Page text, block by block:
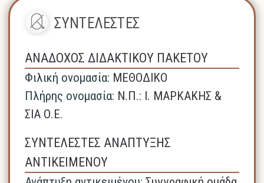
ΣΥΝΤΕΛΕΣΤΕΣ
ΑΝΑΔΟΧΟΣ ΔΙΔΑΚΤΙΚΟΥ ΠΑΚΕΤΟΥ
Φιλική ονομασία: ΜΕΘΟΔΙΚΟ
Πλήρης ονομασία: N.Π.: Ι. ΜΑΡΚΑΚΗΣ &
ΣΙΑ Ο.Ε.
ΣΥΝΤΕΛΕΣΤΕΣ ΑΝΑΠΤΥΞΗΣ
ΑΝΤΙΚΕΙΜΕΝΟΥ